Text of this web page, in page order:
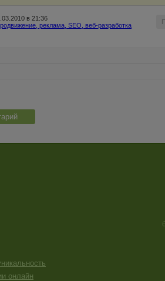
в 21:36
реклама, SEO, веб-разработка
онлайн